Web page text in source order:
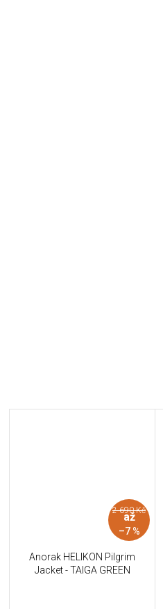
2 690 Kč
až
–7 %
Anorak HELIKON Pilgrim
Jacket - TAIGA GREEN